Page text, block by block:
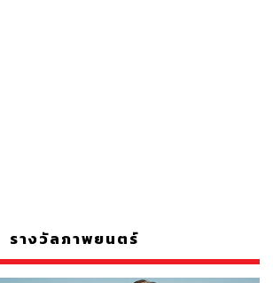
รางวัลภาพยนตร์